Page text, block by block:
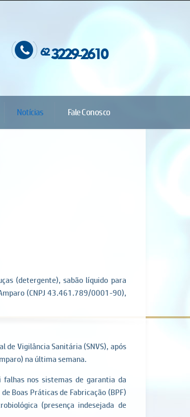
e 623229-2610
Notícias Fale Conosco
(detergente), sabão líquido para
(CNPJ 43.461.789/0001-90),
de Vigilância Sanitária (SNVS), após
na última semana.
nos sistemas de garantia da
Boas Práticas de Fabricação (BPF)
(presença indesejada de